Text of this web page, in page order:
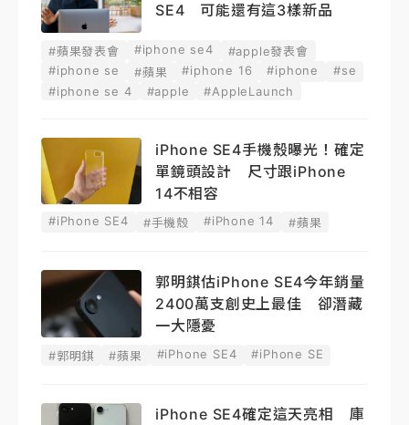
SE4 可能還有這3樣新品
#蘋果發表會 #iphone se4
#apple發表會
#iphone se
#蘋果 #iphone 16 #iphone
#se
#iphone se 4
#apple #AppleLaunch
iPhone SE4手機殼曝光！確定
單鏡頭設計 尺寸跟iPhone
14不相容
#iPhone SE4 #手機殼 #iPhone 14 #蘋果
郭明錤估iPhone SE4今年銷量
2400萬支創史上最佳 卻潛藏
一大隱憂
#郭明錤 #蘋果 #iPhone SE4 #iPhone SE
iPhone SE4確定這天亮相 庫